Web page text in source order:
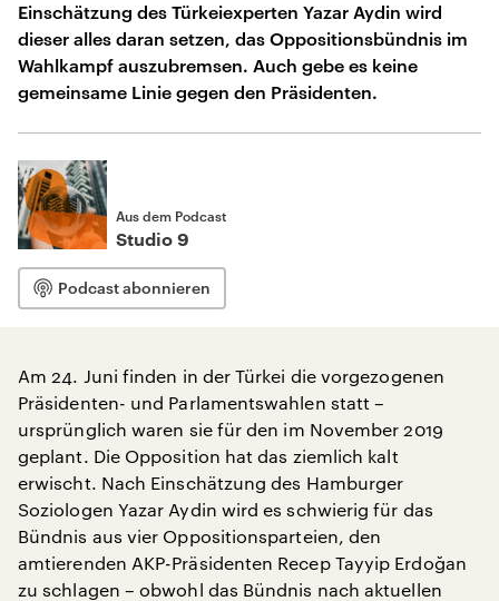
Einschätzung des Türkeiexperten Yazar Aydin wird
dieser alles daran setzen, das Oppositionsbündnis im
Wahlkampf auszubremsen. Auch gebe es keine
gemeinsame Linie gegen den Präsidenten.
Aus dem Podcast
Studio 9
Podcast abonnieren
Am 24. Juni finden in der Türkei die vorgezogenen
Präsidenten- und Parlamentswahlen statt –
ursprünglich waren sie für den im November 2019
geplant. Die Opposition hat das ziemlich kalt
erwischt. Nach Einschätzung des Hamburger
Soziologen Yazar Aydin wird es schwierig für das
Bündnis aus vier Oppositionsparteien, den
amtierenden AKP-Präsidenten Recep Tayyip Erdoğan
zu schlagen – obwohl das Bündnis nach aktuellen